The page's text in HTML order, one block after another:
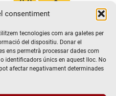
consentiment
tecnologies com ara galetes per
del dispositiu. Donar el
ens permetrà processar dades com
identificadors únics en aquest lloc. No
afectar negativament determinades